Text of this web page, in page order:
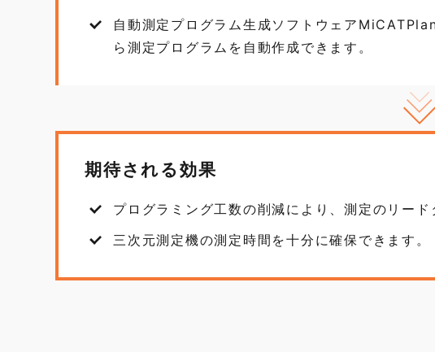
自動測定プログラム生成ソフトウェア
ら測定プログラムを自動作成できます。
期待される効果
プログラミング工数の削減により、測定のリード
三次元測定機の測定時間を十分に確保できます。